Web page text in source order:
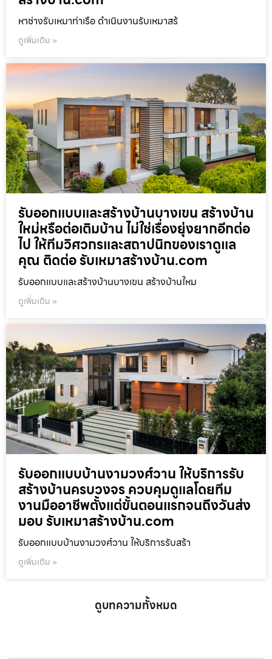
หาช่างรับเหมาท่าเรือ ดำเนินงานรับเหมาสร้
ดูเพิ่มเติม »
รับออกแบบและสร้างบ้านบางเขน สร้างบ้าน
ใหม่หรือต่อเติมบ้าน ไม่ใช่เรื่องยุ่งยากอีกต่อ
ไป ให้ทีมวิศวกรและสถาปนิกของเราดูแล
คุณ ติดต่อ รับเหมาสร้างบ้าน.com
รับออกแบบและสร้างบ้านบางเขน สร้างบ้านใหม
ดูเพิ่มเติม »
รับออกแบบบ้านงามวงศ์วาน ให้บริการรับ
สร้างบ้านครบวงจร ควบคุมดูแลโดยทีม
งานมืออาชีพตั้งแต่ขั้นตอนแรกจนถึงวันส่ง
มอบ รับเหมาสร้างบ้าน.com
รับออกแบบบ้านงามวงศ์วาน ให้บริการรับสร้า
ดูเพิ่มเติม »
ดูบทความทั้งหมด